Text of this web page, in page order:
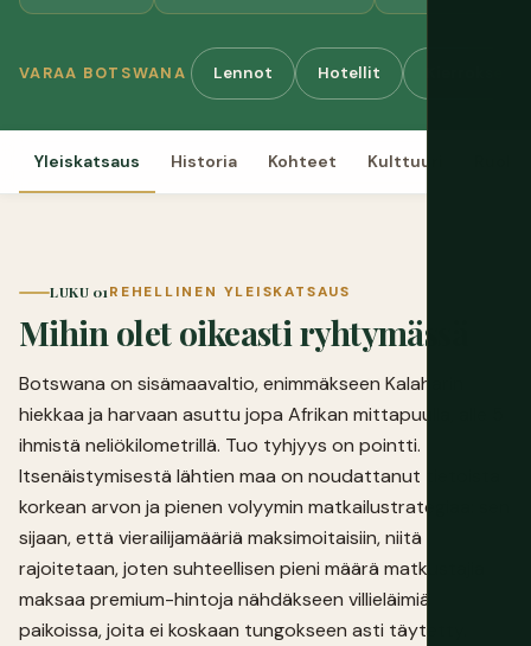
VARAA BOTSWANA Lennot Hotellit
Yleiskatsaus Historia Kohteet Kulttuuri
LUKU 01REHELLINEN YLEISKATSAUS
Mihin olet oikeasti ryhtymässä
Botswana on sisämaavaltio, enimmäkseen Kalaharin
hiekkaa ja harvaan asuttu jopa Afrikan mittapuulla, alle 5
ihmistä neliökilometrillä. Tuo tyhjyys on pointti.
Itsenäistymisestä lähtien maa on noudattanut tietoista
korkean arvon ja pienen volyymin matkailustrategiaa: sen
sijaan, että vierailijamääriä maksimoitaisiin, niitä
rajoitetaan, joten suhteellisen pieni määrä matkustajia
maksaa premium-hintoja nähdäkseen villieläimiä
paikoissa, joita ei koskaan tungokseen asti täytetty.